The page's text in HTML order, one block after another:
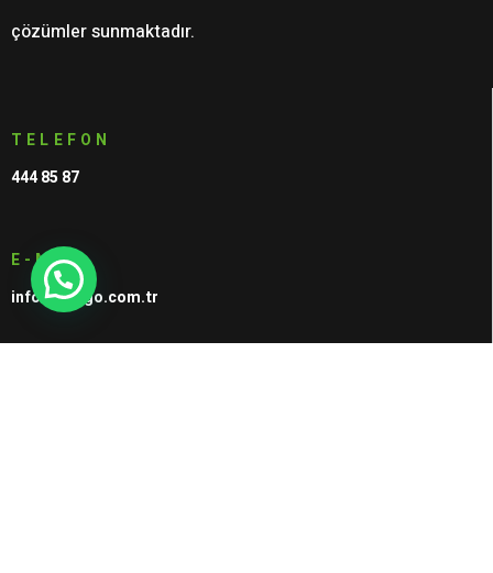
çözümler sunmaktadır.
TELEFON
444 85 87
E-MAIL
info@voltgo.com.tr